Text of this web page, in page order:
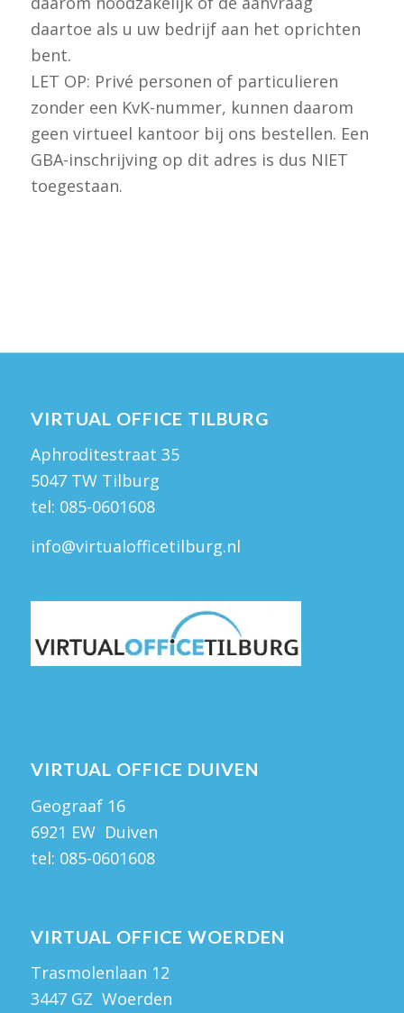
daartoe als u uw bedrijf aan het oprichten
bent.
LET OP: Privé personen of particulieren
zonder een KvK-nummer, kunnen daarom
geen virtueel kantoor bij ons bestellen. Een
GBA-inschrijving op dit adres is dus NIET
toegestaan.
VIRTUAL OFFICE TILBURG
Aphroditestraat 35
5047 TW Tilburg
tel: 085-0601608
info@virtualofficetilburg.nl
VIRTUAL OFFICE DUIVEN
Geograaf 16
6921 EW Duiven
tel: 085-0601608
VIRTUAL OFFICE WOERDEN
Trasmolenlaan 12
3447 GZ Woerden